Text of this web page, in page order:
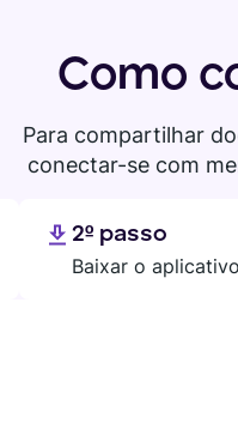
Como
Para compartilhar
conectar-se com
2º passo
Baixar o